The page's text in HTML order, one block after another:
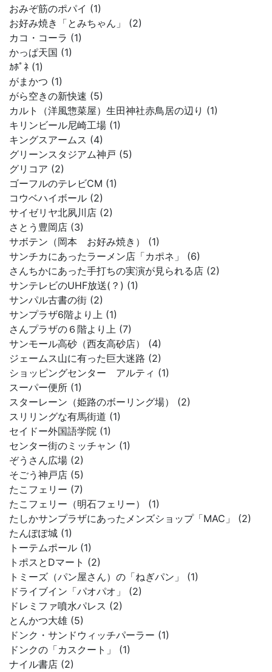
おみぞ筋のポパイ (1)
お好み焼き「とみちゃん」 (2)
カコ・コーラ (1)
かっぱ天国 (1)
ｶﾎﾟﾈ (1)
がまかつ (1)
がら空きの新快速 (5)
カルト（洋風惣菜屋）生田神社赤鳥居の辺り (1)
キリンビール尼崎工場 (1)
キングスアームス (4)
グリーンスタジアム神戸 (5)
グリコア (2)
ゴーフルのテレビCM (1)
コウベハイボール (2)
サイゼリヤ北夙川店 (2)
さとう豊岡店 (3)
サボテン（岡本 お好み焼き） (1)
サンチカにあったラーメン店「カポネ」 (6)
さんちかにあった手打ちの実演が見られる店 (2)
サンテレビのUHF放送(？) (1)
サンパル古書の街 (2)
サンプラザ6階より上 (1)
さんプラザの６階より上 (7)
サンモール高砂（西友高砂店） (4)
ジェームス山に有った巨大迷路 (2)
ショッピングセンター アルティ (1)
スーパー便所 (1)
スターレーン（姫路のボーリング場） (2)
スリリングな有馬街道 (1)
セイドー外国語学院 (1)
センター街のミッチャン (1)
ぞうさん広場 (2)
そごう神戸店 (5)
たこフェリー (7)
たこフェリー（明石フェリー） (1)
たしかサンプラザにあったメンズショップ「MAC」 (2)
たんぽぽ城 (1)
トーテムポール (1)
トポスとDマート (2)
トミーズ（パン屋さん）の「ねぎパン」 (1)
ドライブイン「パオパオ」 (2)
ドレミファ噴水パレス (2)
とんかつ大雄 (5)
ドンク・サンドウィッチパーラー (1)
ドンクの「カスクート」 (1)
ナイル書店 (2)